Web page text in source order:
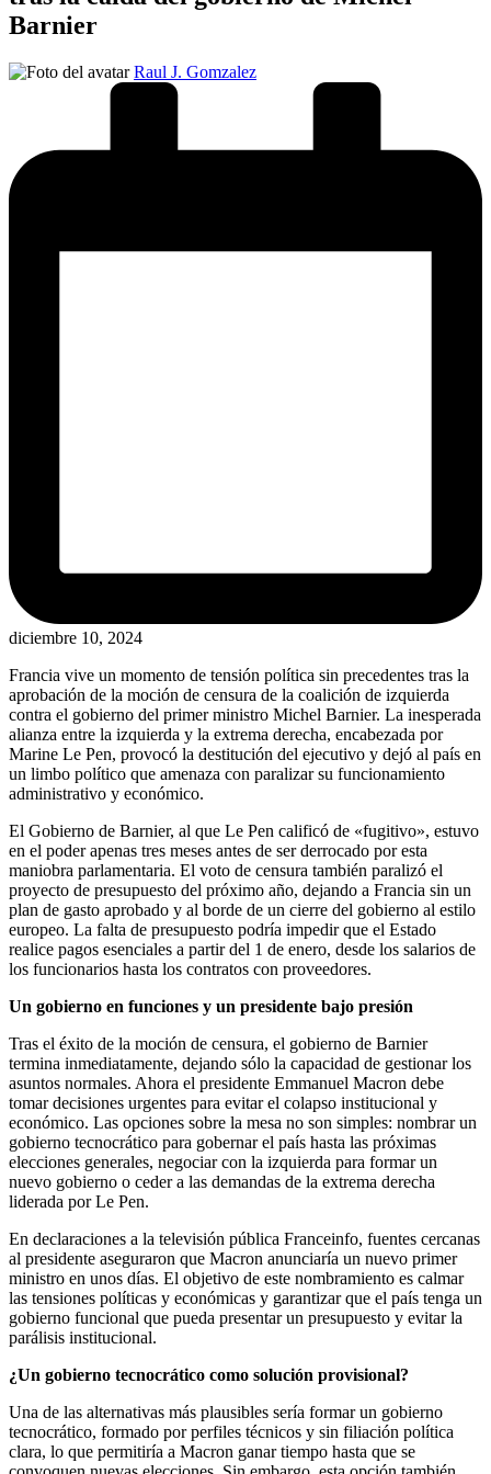
Barnier
Publicado
Raul J. Gomzalez
diciembre 10, 2024
Francia vive un momento de tensión política sin precedentes tras la
aprobación de la moción de censura de la coalición de izquierda
contra el gobierno del primer ministro Michel Barnier. La inesperada
alianza entre la izquierda y la extrema derecha, encabezada por
Marine Le Pen, provocó la destitución del ejecutivo y dejó al país en
un limbo político que amenaza con paralizar su funcionamiento
administrativo y económico.
El Gobierno de Barnier, al que Le Pen calificó de «fugitivo», estuvo
en el poder apenas tres meses antes de ser derrocado por esta
maniobra parlamentaria. El voto de censura también paralizó el
proyecto de presupuesto del próximo año, dejando a Francia sin un
plan de gasto aprobado y al borde de un cierre del gobierno al estilo
europeo. La falta de presupuesto podría impedir que el Estado
realice pagos esenciales a partir del 1 de enero, desde los salarios de
los funcionarios hasta los contratos con proveedores.
Un gobierno en funciones y un presidente bajo presión
Tras el éxito de la moción de censura, el gobierno de Barnier
termina inmediatamente, dejando sólo la capacidad de gestionar los
asuntos normales. Ahora el presidente Emmanuel Macron debe
tomar decisiones urgentes para evitar el colapso institucional y
económico. Las opciones sobre la mesa no son simples: nombrar un
gobierno tecnocrático para gobernar el país hasta las próximas
elecciones generales, negociar con la izquierda para formar un
nuevo gobierno o ceder a las demandas de la extrema derecha
liderada por Le Pen.
En declaraciones a la televisión pública Franceinfo, fuentes cercanas
al presidente aseguraron que Macron anunciaría un nuevo primer
ministro en unos días. El objetivo de este nombramiento es calmar
las tensiones políticas y económicas y garantizar que el país tenga un
gobierno funcional que pueda presentar un presupuesto y evitar la
parálisis institucional.
¿Un gobierno tecnocrático como solución provisional?
Una de las alternativas más plausibles sería formar un gobierno
tecnocrático, formado por perfiles técnicos y sin filiación política
clara, lo que permitiría a Macron ganar tiempo hasta que se